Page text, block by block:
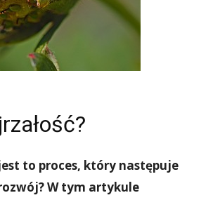
to proces, który następuje
W tym artykule